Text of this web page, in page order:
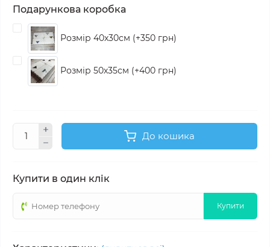
Подарункова коробка
Розмір 40х30см (+350 грн)
Розмір 50х35см (+400 грн)
До кошика
Купити в один клік
Купити